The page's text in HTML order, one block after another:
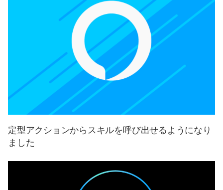
定型アクションからスキルを呼び出せるようになり
ました